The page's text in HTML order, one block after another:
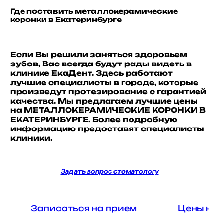
Где поставить металлокерамические
коронки в Екатеринбурге
Если Вы решили заняться здоровьем
зубов, Вас всегда будут рады видеть в
клинике ЕкаДент. Здесь работают
лучшие специалисты в городе, которые
произведут протезирование с гарантией
качества. Мы предлагаем лучшие цены
на МЕТАЛЛОКЕРАМИЧЕСКИЕ КОРОНКИ В
ЕКАТЕРИНБУРГЕ. Более подробную
информацию предоставят специалисты
клиники.
Задать вопрос стоматологу
Записаться на прием Цены